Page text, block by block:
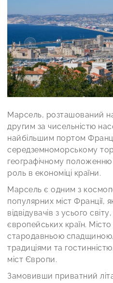
Марсель, розташований
другим за чисельністю
найбільшим портом
середземноморському
географічному положенню
роль в економіці країни.
Марсель є одним з
популярних міст Франції,
відвідувачів з усього
європейських країн.
стародавньою
традиціями та
міст Європи.
Замовивши приватний